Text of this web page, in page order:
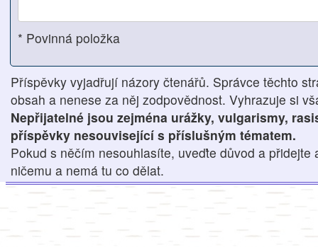
* Povinná položka
Příspěvky vyjadřují názory čtenářů. Správce těchto
obsah a nenese za něj zodpovědnost. Vyhrazuje si
Nepřijatelné jsou zejména urážky, vulgarismy,
příspěvky nesouvisející s příslušným tématem.
Pokud s něčím nesouhlasíte, uveďte důvod a přidejte
ničemu a nemá tu co dělat.